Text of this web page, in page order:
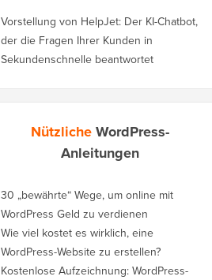
Vorstellung von HelpJet: Der KI-Chatbot,
der die Fragen Ihrer Kunden in
Sekundenschnelle beantwortet
NützlicheWordPress-
Anleitungen
30 „bewährte“ Wege, um online mit
WordPress Geld zu verdienen
Wie viel kostet es wirklich, eine
WordPress-Website zu erstellen?
Kostenlose Aufzeichnung: WordPress-